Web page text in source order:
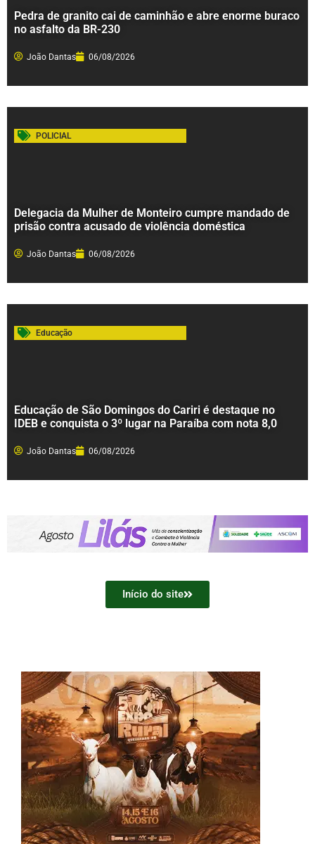
Pedra de granito cai de caminhão e abre enorme buraco
no asfalto da BR-230
João Dantas 06/08/2026
POLICIAL
Delegacia da Mulher de Monteiro cumpre mandado de
prisão contra acusado de violência doméstica
João Dantas 06/08/2026
Educação
Educação de São Domingos do Cariri é destaque no
IDEB e conquista o 3º lugar na Paraíba com nota 8,0
João Dantas 06/08/2026
Início do site